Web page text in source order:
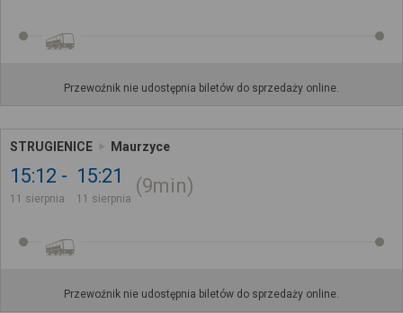
Przewoźnik nie udostępnia biletów do sprzedaży online.
STRUGIENICE Maurzyce
15:12
11 sierpnia
15:21
11 sierpnia
9min
Przewoźnik nie udostępnia biletów do sprzedaży online.